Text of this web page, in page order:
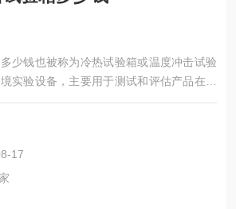
少钱也被称为冷热试验箱或温度冲击试验
实验设备，主要用于测试和评估产品在温
可靠性。
17